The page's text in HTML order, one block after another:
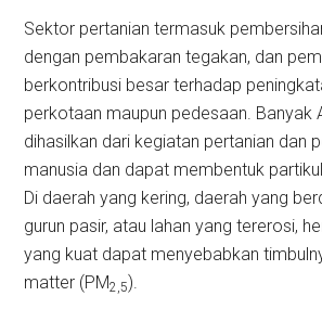
Sektor pertanian termasuk
dengan pembakaran tegakan, dan
berkontribusi besar terhadap
perkotaan maupun pedesaan. Banyak
dihasilkan dari kegiatan pertanian dan
manusia dan dapat membentuk
Di daerah yang kering, daerah yang
gurun pasir, atau lahan yang tererosi,
yang kuat dapat menyebabkan
matter (PM2,5).